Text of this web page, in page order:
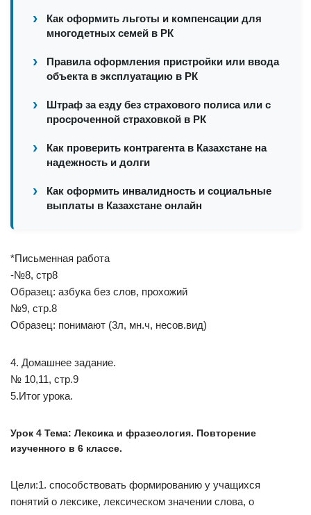
Как оформить льготы и компенсации для
многодетных семей в РК
Правила оформления пристройки или ввода
объекта в эксплуатацию в РК
Штраф за езду без страхового полиса или с
просроченной страховкой в РК
Как проверить контрагента в Казахстане на
надежность и долги
Как оформить инвалидность и социальные
выплаты в Казахстане онлайн
*Письменная работа
-№8, стр8
Образец: азбука без слов, прохожий
№9, стр.8
Образец: понимают (3л, мн.ч, несов.вид)
4. Домашнее задание.
№ 10,11, стр.9
5.Итог урока.
Урок 4 Тема: Лексика и фразеология. Повторение
изученного в 6 классе.
Цели:1. способствовать формированию у учащихся
понятий о лексике, лексическом значении слова, о